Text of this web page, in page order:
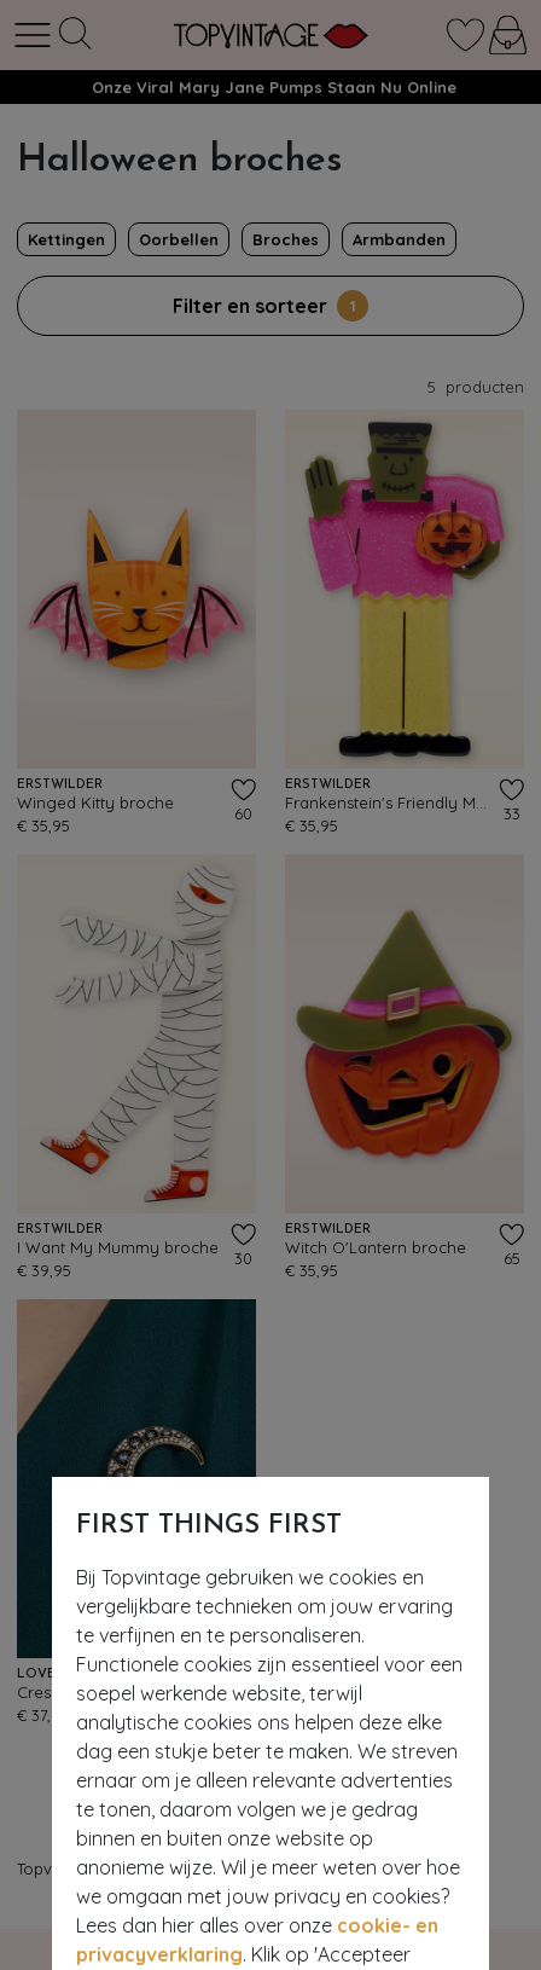
FIRST THINGS FIRST
Bij Topvintage gebruiken we cookies en
vergelijkbare technieken om jouw ervaring
te verfijnen en te personaliseren.
Functionele cookies zijn essentieel voor een
soepel werkende website, terwijl
analytische cookies ons helpen deze elke
dag een stukje beter te maken. We streven
ernaar om je alleen relevante advertenties
te tonen, daarom volgen we je gedrag
binnen en buiten onze website op
anonieme wijze. Wil je meer weten over hoe
we omgaan met jouw privacy en cookies?
Lees dan hier alles over onze cookie- en
privacyverklaring. Klik op 'Accepteer
Onze Viral Mary Jane Pumps Staan Nu Online
Halloween broches
Kettingen Oorbellen Broches Armbanden
Filter en sorteer 1
5 producten
ERSTWILDER
Winged Kitty broche
€ 35,95
60
ERSTWILDER
€ 35,95
33
ERSTWILDER
I Want My Mummy broche
€ 39,95
30
ERSTWILDER
Witch O'Lantern broche
€ 35,95
65
LOVELY
Crescent Moon broche in goud en blauw
€ 37,95
167
Topvintage>Sieraden>Broches